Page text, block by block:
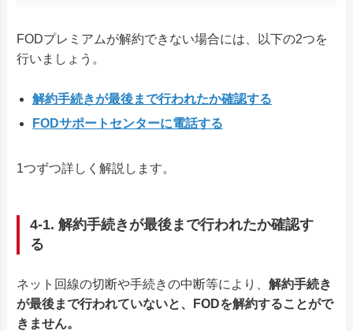
FODプレミアムが解約できない場合には、以下の2つを
行いましょう。
解約手続きが最後まで行われたか確認する
FODサポートセンターに電話する
1つずつ詳しく解説します。
4-1. 解約手続きが最後まで行われたか確認す
る
ネット回線の切断や手続きの中断等により、 解約手続き
が最後まで行われていないと、FODを解約することがで
きません。